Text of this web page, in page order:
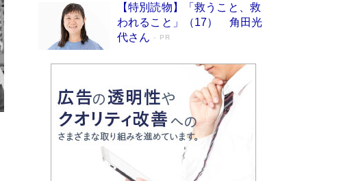
Book Bang
「『火垂るの墓』は、大嘘である」原作者が抱き
続けた“自責の念”とは…「自己憐憫は描きたくな
い」監督が徹底的にこだわったこと（後編） #
戦争の記憶
Book Bang
「叱って伸びるやつは、褒めたらもっと伸びる」
俳優・高嶋政伸が家族に教わった“人を育てるコ
ツ”…芸への考え方を明かす
Book Bang
東野圭吾、伊坂幸太郎の人気シリーズ最新作どち
らも文庫化 映画化された直木賞受賞作もランク
イン［文庫ベストセラー］
Book Bang
【特別読物】「救うこと、救
われること」（17） 角田光
代さん
PR